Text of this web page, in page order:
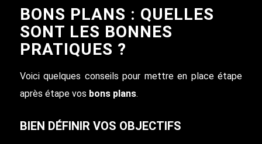
BONS PLANS : QUELLES
SONT LES BONNES
PRATIQUES ?
Voici quelques conseils pour mettre en place étape
après étape vos bons plans.
BIEN DÉFINIR VOS OBJECTIFS